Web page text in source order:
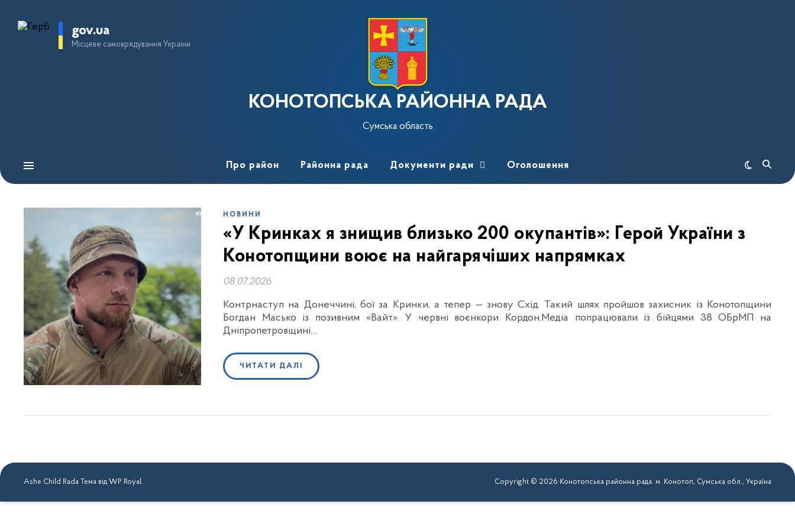
gov.ua
Місцеве самоврядування України
КОНОТОПСЬКА РАЙОННА РАДА
Сумська область
Про район Районна рада Документи ради Оголошення
НОВИНИ
«У Кринках я знищив близько 200 окупантів»: Герой України з
Конотопщини воює на найгарячіших напрямках
08.07.2026
Контрнаступ на Донеччині, бої за Кринки, а тепер — знову Схід. Такий шлях пройшов захисник із Конотопщини
Богдан Масько із позивним «Вайт». У червні воєнкори Кордон.Медіа попрацювали із бійцями 38 ОБрМП на
Дніпропетровщині…
ЧИТАТИ ДАЛІ
Copyright © 2026 Конотопська районна рада. м. Конотоп, Сумська обл., Україна
Ashe Child Rada Тема від WP Royal.